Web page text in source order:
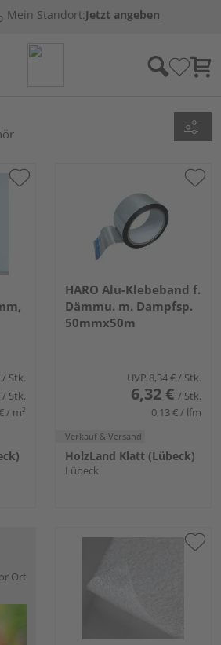
Mein Standort:Jetzt angeben
/ Stk.
/ Stk.
/ m²
HARO Alu-Klebeband f.
Dämmu. m. Dampfsp.
50mmx50m
UVP 8,34 €/ Stk.
6,32 € / Stk.
0,13 € / lfm
Verkauf & Versand
HolzLand Klatt (Lübeck)
Lübeck
Ort